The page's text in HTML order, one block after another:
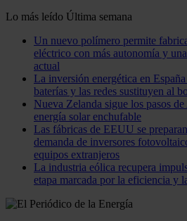
Lo más leído Última semana
Un nuevo polímero permite
eléctrico con más autonomía y
actual
La inversión energética en
baterías y las redes sustituyen al
Nueva Zelanda sigue los pasos
energía solar enchufable
Las fábricas de EEUU se
demanda de inversores
equipos extranjeros
La industria eólica recupera
etapa marcada por la eficiencia y